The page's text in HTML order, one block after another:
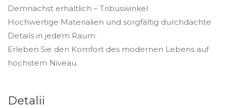
Demnächst erhältlich – Tribuswinkel
Hochwertige Materialien und sorgfältig durchdachte
Details in jedem Raum.
Erleben Sie den Komfort des modernen Lebens auf
höchstem Niveau.
Detalii